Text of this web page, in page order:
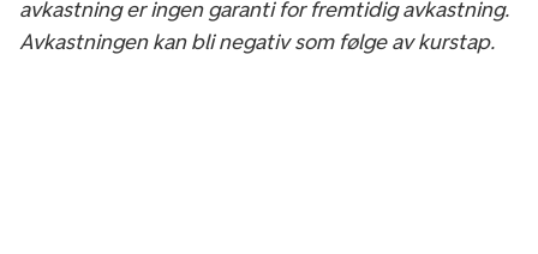
avkastning er ingen garanti for fremtidig avkastning.
Avkastningen kan bli negativ som følge av kurstap.